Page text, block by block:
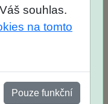
souhlas.
na tomto
Pouze funkční